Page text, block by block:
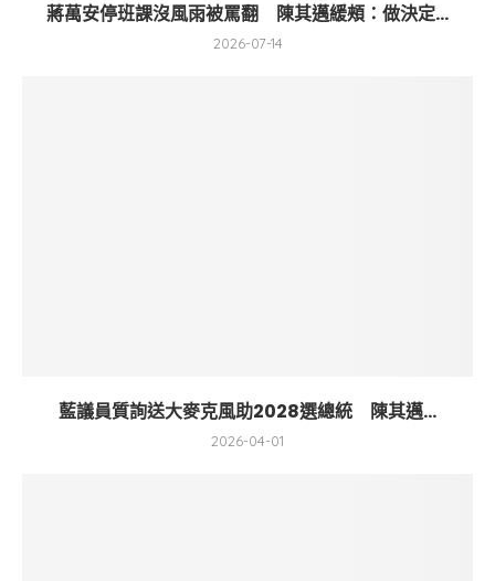
蔣萬安停班課沒風雨被罵翻 陳其邁緩頰：做決定...
2026-07-14
藍議員質詢送大麥克風助2028選總統 陳其邁...
2026-04-01